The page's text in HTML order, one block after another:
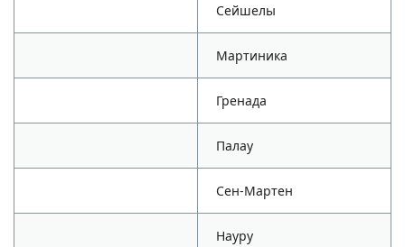
Сейшелы
Мартиника
Гренада
Палау
Сен-Мартен
Науру